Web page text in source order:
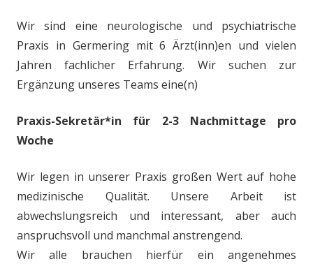
Wir sind eine neurologische und psychiatrische
Praxis in Germering mit 6 Ärzt(inn)en und vielen
Jahren fachlicher Erfahrung. Wir suchen zur
Ergänzung unseres Teams eine(n)
Praxis-Sekretär*in für 2-3 Nachmittage pro
Woche
Wir legen in unserer Praxis großen Wert auf hohe
medizinische Qualität. Unsere Arbeit ist
abwechslungsreich und interessant, aber auch
anspruchsvoll und manchmal anstrengend.
Wir alle brauchen hierfür ein angenehmes